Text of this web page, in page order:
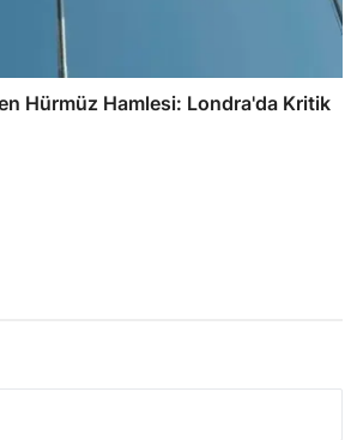
Hürmüz Hamlesi: Londra'da Kritik